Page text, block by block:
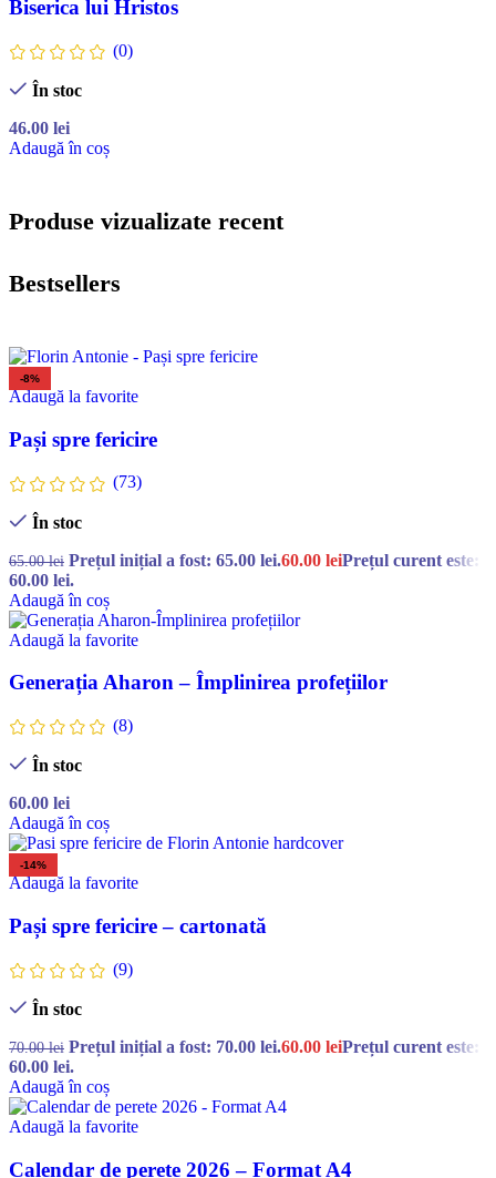
Biserica lui Hristos
(0)
În stoc
46.00 lei
Adaugă în coș
Produse vizualizate recent
Bestsellers
-8%
Adaugă la favorite
Pași spre fericire
(73)
În stoc
65.00lei Prețul inițial a fost: 65.00 lei.60.00 leiPrețul curent este:
60.00 lei.
Adaugă în coș
Adaugă la favorite
Generația Aharon – Împlinirea profețiilor
(8)
În stoc
60.00 lei
Adaugă în coș
-14%
Adaugă la favorite
Pași spre fericire – cartonată
(9)
În stoc
70.00lei Prețul inițial a fost: 70.00 lei.60.00 leiPrețul curent este:
60.00 lei.
Adaugă în coș
Adaugă la favorite
Calendar de perete 2026 – Format A4